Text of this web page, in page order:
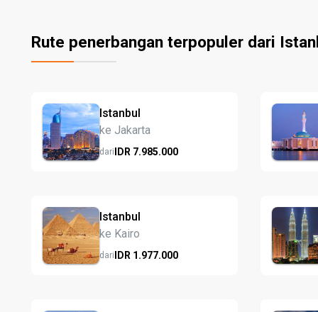
Rute penerbangan terpopuler dari
Istanbul
ke Jakarta
dariIDR 7.985.000
Istanbul
ke Kairo
dariIDR 1.977.000